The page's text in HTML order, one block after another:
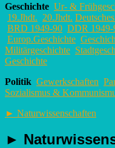
Geschichte Ur- &
19.Jhdt. 20.Jhdt.
BRD 1949-90 DDR 1949-
Europ.Geschichte
Militärgeschichte
Geschichte
Politik Gewerkschaften
Sozialismus &
► Naturwissenschaften
►